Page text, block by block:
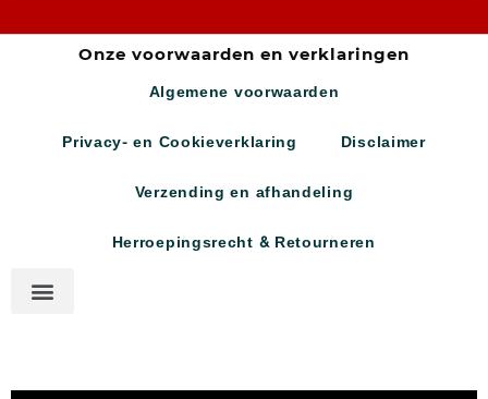
Onze voorwaarden en verklaringen
Algemene voorwaarden
Privacy- en Cookieverklaring
Disclaimer
Verzending en afhandeling
Herroepingsrecht & Retourneren